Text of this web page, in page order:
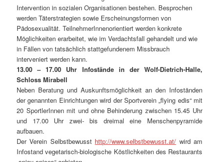
Intervention in sozialen Organisationen bestehen. Besprochen
werden Täterstrategien sowie Erscheinungsformen von
Pädosexualität. TeilnehmerInnenorientiert werden konkrete
Möglichkeiten erarbeitet, wie im Verdachtsfall gehandelt und wie
in Fällen von tatsächlich stattgefundenem Missbrauch
interveniert werden kann.
13.00 – 17.00 Uhr Infostände in der Wolf-Dietrich-Halle,
Schloss Mirabell
Neben Beratung und Auskunftsmöglichkeit an den Infoständen
der genannten Einrichtungen wird der Sportverein „flying edis“ mit
20 SportlerInnen mit und ohne Behinderung zwischen 15.45 Uhr
und 17.00 Uhr zwei- bis dreimal eine Menschenpyramide
aufbauen.
Der Verein Selbstbewusst http://www.selbstbewusst.at/ wird am
Infostand vegetarisch-biologische Köstlichkeiten des Restaurants